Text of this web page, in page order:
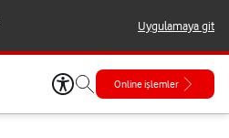
Uygulamaya git
Online işlemler